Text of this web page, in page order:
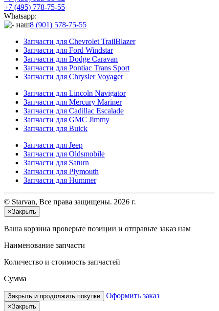
+7 (495) 778-75-55
Whatsapp:
8 (901) 578-75-55
Запчасти для Chevrolet TrailBlazer
Запчасти для Ford Windstar
Запчасти для Dodge Caravan
Запчасти для Pontiac Trans Sport
Запчасти для Chrysler Voyager
Запчасти для Lincoln Navigator
Запчасти для Mercury Mariner
Запчасти для Cadillac Escalade
Запчасти для GMC Jimmy
Запчасти для Buick
Запчасти для Jeep
Запчасти для Oldsmobile
Запчасти для Saturn
Запчасти для Plymouth
Запчасти для Hummer
© Starvan, Все права защищены. 2026 г.
×Закрыть
Ваша корзина проверьте позиции и отправьте заказ нам
Наименование запчасти
Количество и стоимость запчастей
Сумма
Закрыть и продолжить покупки Оформить заказ
×Закрыть